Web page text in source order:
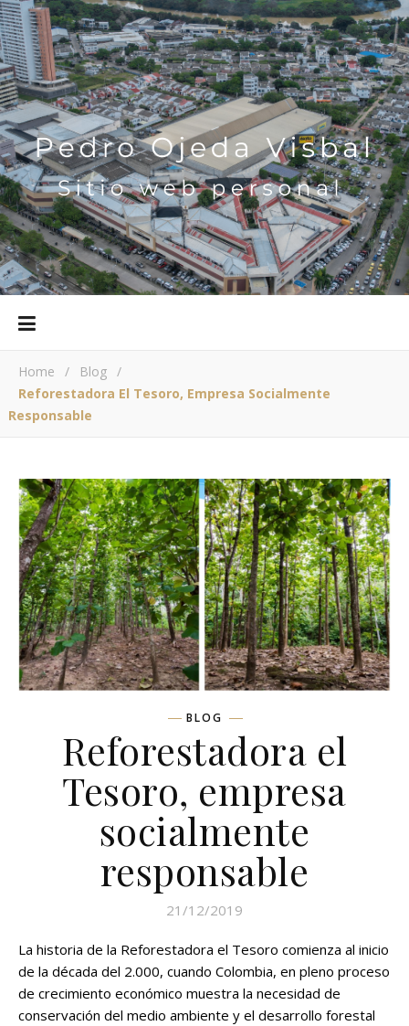
Home / Blog /
Reforestadora El Tesoro, Empresa Socialmente
Responsable
BLOG
Reforestadora el
Tesoro, empresa
socialmente
responsable
21/12/2019
La historia de la Reforestadora el Tesoro comienza al inicio
de la década del 2.000, cuando Colombia, en pleno proceso
de crecimiento económico muestra la necesidad de
conservación del medio ambiente y el desarrollo forestal